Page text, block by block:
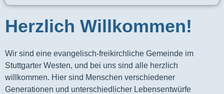
Herzlich Willkommen!
Wir sind eine evangelisch-freikirchliche Gemeinde im
Stuttgarter Westen, und bei uns sind alle herzlich
willkommen. Hier sind Menschen verschiedener
Generationen und unterschiedlicher Lebensentwürfe